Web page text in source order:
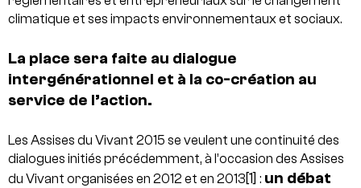
climatique et ses impacts environnementaux et sociaux.
La place sera faite au dialogue
intergénérationnel et à la co-création au
service de l’action.
Les Assises du Vivant 2015 se veulent une continuité des
dialogues initiés précédemment, à l’occasion des Assises
du Vivant organisées en 2012 et en 2013[1] : un débat